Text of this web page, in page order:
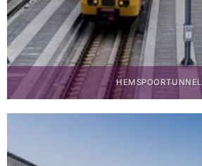
HEMSPOORTUNNEL